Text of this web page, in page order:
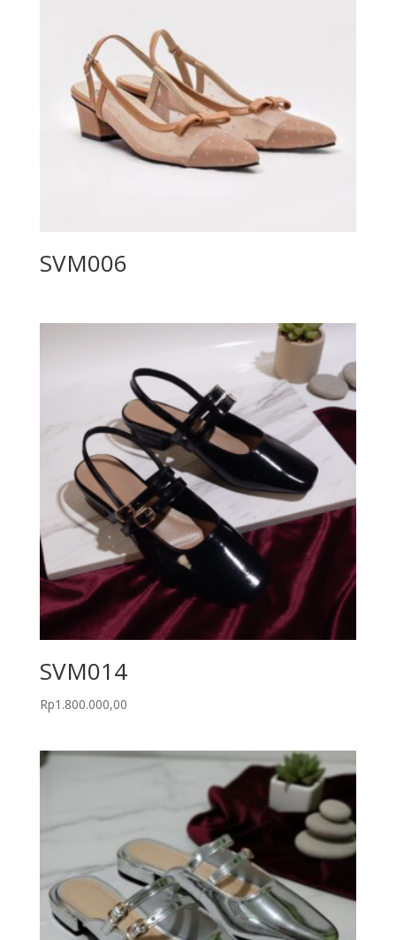
SVM006
SVM014
Rp1.800.000,00